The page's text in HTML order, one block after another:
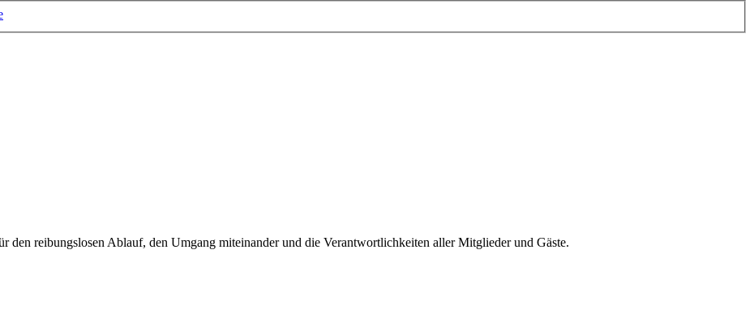
den reibungslosen Ablauf, den Umgang miteinander und die Verantwortlichkeiten aller Mitglieder und Gäste.